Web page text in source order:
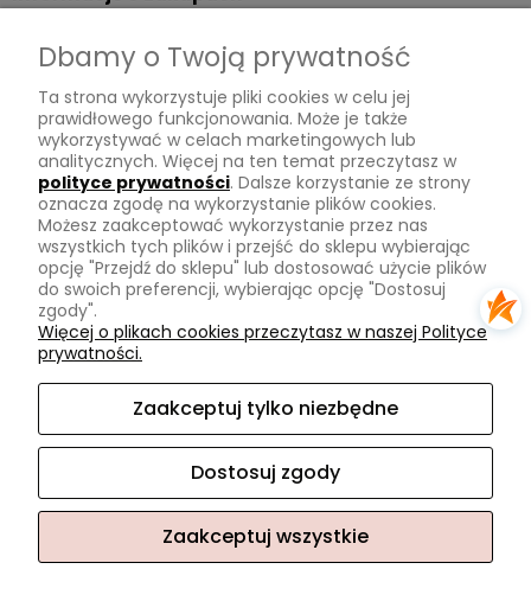
Płatności
Zwroty
Tu mnie znajdziesz
Kontakt
O mnie
Instagram
Na skróty
Promocje
Sklep internetowy Shoper.pl
Dbamy o Twoją prywatność
Ta strona wykorzystuje pliki cookies w celu jej
prawidłowego funkcjonowania. Może je także
wykorzystywać w celach marketingowych lub
analitycznych. Więcej na ten temat przeczytasz w
polityce prywatności. Dalsze korzystanie ze strony
oznacza zgodę na wykorzystanie plików cookies.
Możesz zaakceptować wykorzystanie przez nas
wszystkich tych plików i przejść do sklepu wybierając
opcję "Przejdź do sklepu" lub dostosować użycie plików
do swoich preferencji, wybierając opcję "Dostosuj
zgody".
Więcej o plikach cookies przeczytasz w naszej Polityce
prywatności.
Zaakceptuj tylko niezbędne
Dostosuj zgody
Zaakceptuj wszystkie